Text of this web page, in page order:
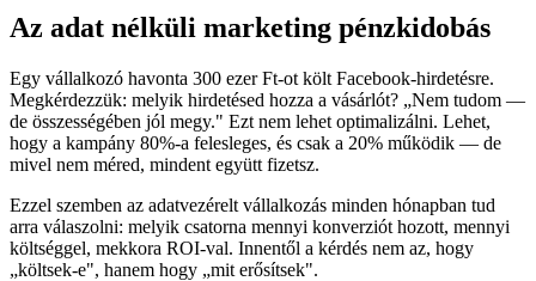
Az adat nélküli marketing pénzkidobás
Egy vállalkozó havonta 300 ezer Ft-ot költ Facebook-hirdetésre.
Megkérdezzük: melyik hirdetésed hozza a vásárlót? „Nem tudom —
de összességében jól megy." Ezt nem lehet optimalizálni. Lehet,
hogy a kampány 80%-a felesleges, és csak a 20% működik — de
mivel nem méred, mindent együtt fizetsz.
Ezzel szemben az adatvezérelt vállalkozás minden hónapban tud
arra válaszolni: melyik csatorna mennyi konverziót hozott, mennyi
költséggel, mekkora ROI-val. Innentől a kérdés nem az, hogy
„költsek-e", hanem hogy „mit erősítsek".